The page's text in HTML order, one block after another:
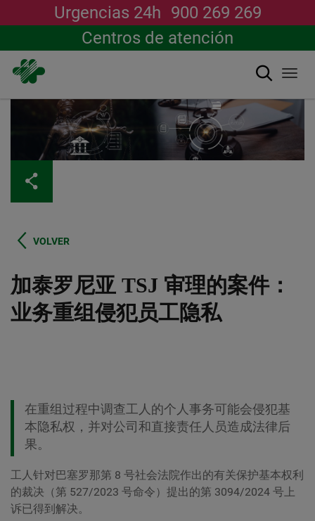
要
Urgencias 24h 900 269 269
Centros de atención
搜索
VOLVER
加泰罗尼亚 TSJ 审理的案件：
业务重组侵犯员工隐私
在重组过程中调查工人的个人事务可能会侵犯基
本隐私权，并对公司和直接责任人员造成法律后
果。
工人针对巴塞罗那第 8 号社会法院作出的有关保护基本权利
的裁决（第 527/2023 号命令）提出的第 3094/2024 号上
诉已得到解决。